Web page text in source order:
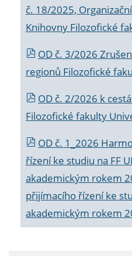
č. 18/2025,
Knihovny Filozofické
OD č. 3/2026
regionů Filozofické
OD č. 2/2026 k
Filozofické fakulty
OD č. 1_2026
řízení ke studiu na FF
akademickým rokem
přijímacího řízení ke
akademickým rokem